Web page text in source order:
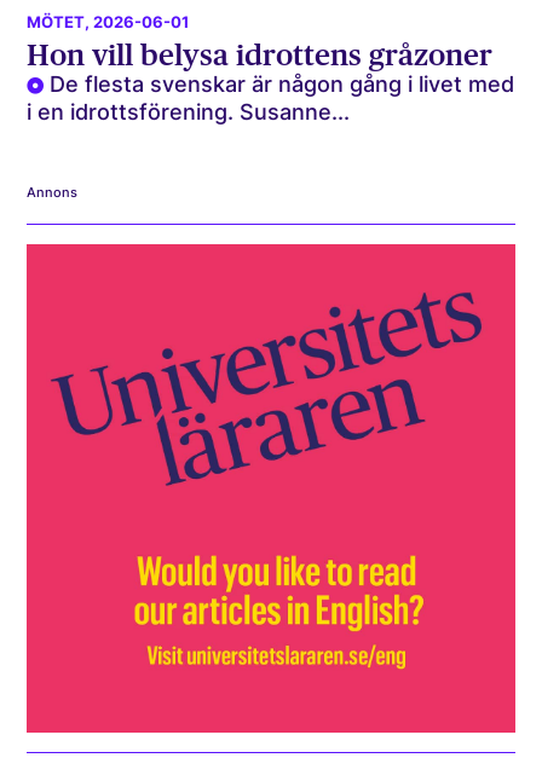
MÖTET, 2026-06-01
Hon vill belysa idrottens gråzoner
De flesta svenskar är någon gång i livet med
i en idrottsförening. Susanne...
Annons